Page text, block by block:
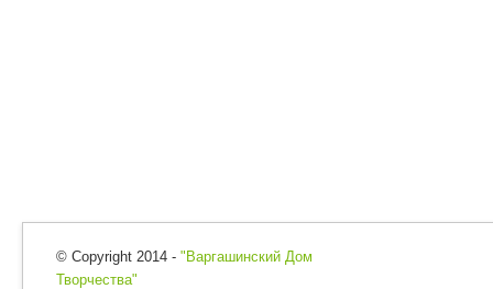
© Copyright 2014 - "Варгашинский Дом
Творчества"